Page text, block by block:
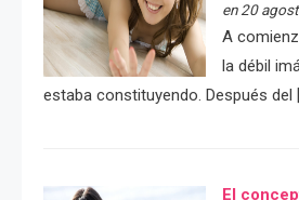
en 20
A
la débil
estaba constituyendo. Después del
El